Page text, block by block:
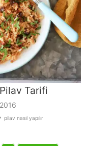
Tarifi
pilav nasıl yapılır